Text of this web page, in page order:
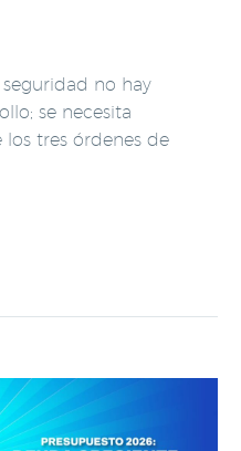
seguridad no hay
se necesita
tres órdenes de